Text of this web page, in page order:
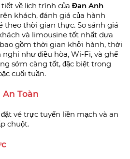
về lịch trình của Đan Anh
khách, đánh giá của hành
theo thời gian thực. So sánh giá
và limousine tốt nhất dựa
gồm thời gian khởi hành, thời
như điều hòa, Wi-Fi, và ghế
sớm càng tốt, đặc biệt trong
cuối tuần.
Toàn
vé trực tuyến liền mạch và an
chuột.